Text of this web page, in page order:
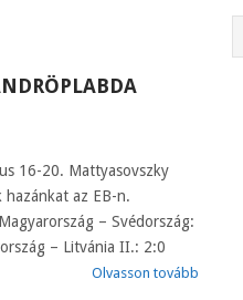
16-20. Mattyasovszky
hazánkat az EB-n.
– Svédország:
– Litvánia II.: 2:0
Olvasson tovább